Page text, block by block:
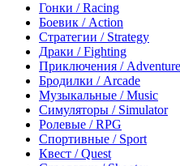
Гонки / Racing
Боевик / Action
Стратегии / Strategy
Драки / Fighting
Приключения / Adventure
Бродилки / Arcade
Музыкальные / Music
Симуляторы / Simulator
Ролевые / RPG
Спортивные / Sport
Квест / Quest